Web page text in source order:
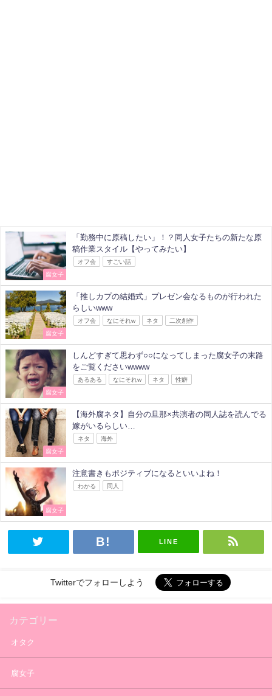
腐女子
「勤務中に原稿したい」！？同人女子たちの新たな原
稿作業スタイル【やってみたい】
オフ会 すごい話
腐女子
「推しカプの結婚式」プレゼン会なるものが行われた
らしいwww
オフ会 なにそれw ネタ 二次創作
腐女子
しんどすぎて思わず○○になってしまった腐女子の末路
をご覧くださいwwww
あるある なにそれw ネタ 性癖
腐女子
【海外腐ネタ】自分の旦那×共演者の同人誌を読んでる
嫁がいるらしい…
ネタ 海外
腐女子
注意書きもポジティブになるといいよね！
わかる 同人
LINE
Twitterでフォローしよう
カテゴリー
オタク
腐女子